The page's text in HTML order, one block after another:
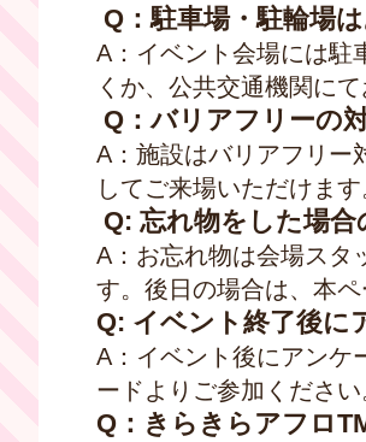
Q：駐車場・駐輪場
A ：イベント会場には
くか、公共交通機関にて
Q：バリアフリーの
A ：施設はバリアフリ
してご来場いただけます
Q: 忘れ物をした場合
A ：お忘れ物は会場ス
す。後日の場合は、本
Q: イベント終了後に
A ：イベント後にアン
ードよりご参加くださ
Q：きらきらアフロ